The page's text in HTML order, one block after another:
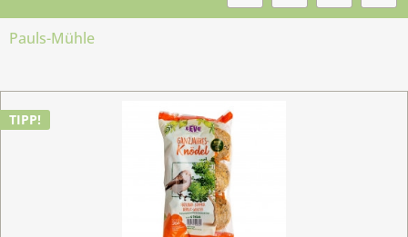
Pauls-Mühle
TIPP!